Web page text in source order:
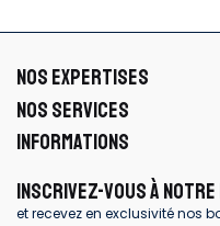
NOS EXPERTISES
NOS SERVICES
INFORMATIONS
INSCRIVEZ-VOUS À
et recevez en exclusivité nos